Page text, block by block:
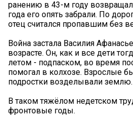
ранению в 43-м году
года его опять забрали. По
отец считался пропавшим без
Война застала Василия
возрасте. Он, как и все дети
летом - подпаском, во время
помогал в колхозе. Взрослые
подростки возделывали землю.
В таком тяжёлом недетском
фронтовые годы.